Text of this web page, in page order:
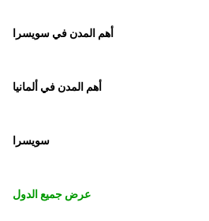
أهم المدن في سويسرا
أهم المدن في ألمانيا
سويسرا
عرض جميع الدول